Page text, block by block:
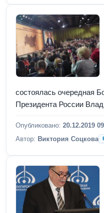
состоялась очередная
Президента России
Опубликовано: 20.12.2019
Автор: Виктория Соцкова